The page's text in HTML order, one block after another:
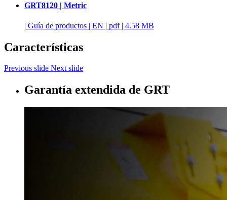
GRT8120 | Metric
| Guía de productos | EN | pdf | 4.58 MB
Características
Previous slide Next slide
Garantía extendida de GRT